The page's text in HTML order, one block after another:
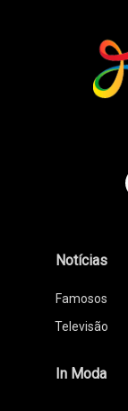
Notícias
Famosos
Televisão
In Moda